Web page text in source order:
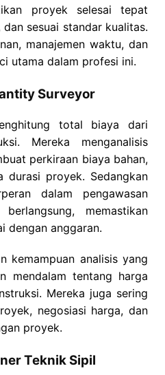
proyek selesai tepat
sesuai standar kualitas.
manajemen waktu, dan
utama dalam profesi ini.
Surveyor
total biaya dari
Mereka menganalisis
perkiraan biaya bahan,
durasi proyek. Sedangkan
dalam pengawasan
memastikan
dengan anggaran.
kemampuan analisis yang
mendalam tentang harga
Mereka juga sering
negosiasi harga, dan
proyek.
Teknik Sipil